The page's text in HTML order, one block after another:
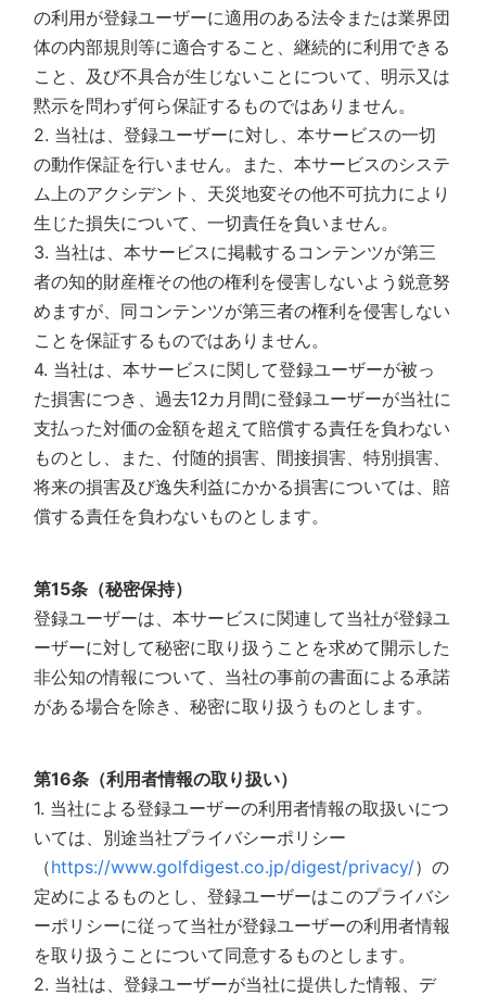
の利用が登録ユーザーに適用のある法令または業界団
体の内部規則等に適合すること、継続的に利用できる
こと、及び不具合が生じないことについて、明示又は
黙示を問わず何ら保証するものではありません。
2. 当社は、登録ユーザーに対し、本サービスの一切
の動作保証を行いません。また、本サービスのシステ
ム上のアクシデント、天災地変その他不可抗力により
生じた損失について、一切責任を負いません。
3. 当社は、本サービスに掲載するコンテンツが第三
者の知的財産権その他の権利を侵害しないよう鋭意努
めますが、同コンテンツが第三者の権利を侵害しない
ことを保証するものではありません。
4. 当社は、本サービスに関して登録ユーザーが被っ
た損害につき、過去12カ月間に登録ユーザーが当社に
支払った対価の金額を超えて賠償する責任を負わない
ものとし、また、付随的損害、間接損害、特別損害、
将来の損害及び逸失利益にかかる損害については、賠
償する責任を負わないものとします。
第15条（秘密保持）
登録ユーザーは、本サービスに関連して当社が登録ユ
ーザーに対して秘密に取り扱うことを求めて開示した
非公知の情報について、当社の事前の書面による承諾
がある場合を除き、秘密に取り扱うものとします。
第16条（利用者情報の取り扱い）
1. 当社による登録ユーザーの利用者情報の取扱いにつ
いては、別途当社プライバシーポリシー
（https://www.golfdigest.co.jp/digest/privacy/）の
定めによるものとし、登録ユーザーはこのプライバシ
ーポリシーに従って当社が登録ユーザーの利用者情報
を取り扱うことについて同意するものとします。
2. 当社は、登録ユーザーが当社に提供した情報、デ